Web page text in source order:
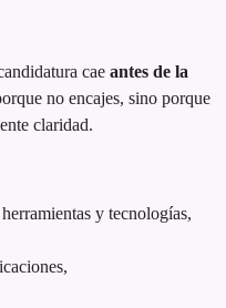
cae antes de la
no encajes, sino porque
claridad.
y tecnologías,